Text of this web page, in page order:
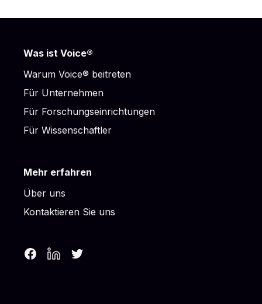
Was ist Voice®
Warum Voice® beitreten
Für Unternehmen
Für Forschungseinrichtungen
Für Wissenschaftler
Mehr erfahren
Über uns
Kontaktieren Sie uns
FacebookLinkedInTwitter